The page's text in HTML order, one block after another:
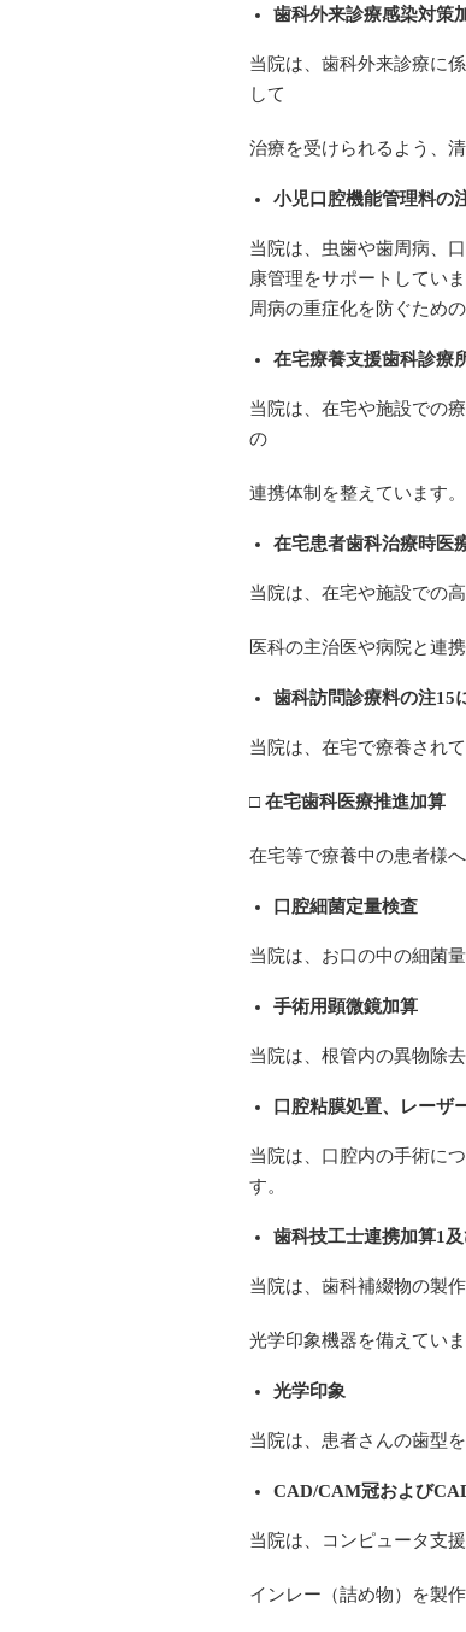
歯科外来診療感染対策
当院は、歯科外来診療に
して
治療を受けられるよう、
小児口腔機能管理料の
当院は、虫歯や歯周病、
康管理をサポートしてい
周病の重症化を防ぐため
在宅療養支援歯科診療
当院は、在宅や施設での
の
連携体制を整えています。
在宅患者歯科治療時医
当院は、在宅や施設での
医科の主治医や病院と連
歯科訪問診療料の注15
当院は、在宅で療養され
□ 在宅歯科医療推進加算
在宅等で療養中の患者様
口腔細菌定量検査
当院は、お口の中の細菌
手術用顕微鏡加算
当院は、根管内の異物除
口腔粘膜処置、レーザ
当院は、口腔内の手術に
す。
歯科技工士連携加算1
当院は、歯科補綴物の製
光学印象機器を備えていま
光学印象
当院は、患者さんの歯型
CAD/CAM冠および
当院は、コンピュータ支
インレー（詰め物）を製